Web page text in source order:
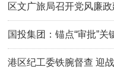
区文广旅局召开党风廉政建设
国投集团：锚点“审批”关
港区纪工委铁腕督查 迎战